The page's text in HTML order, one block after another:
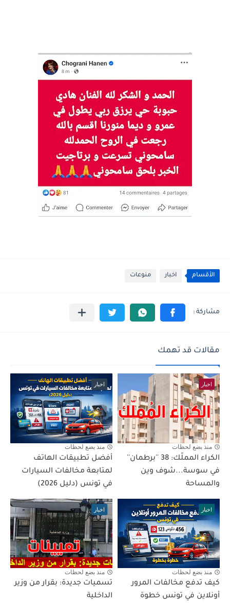
الأقسام اخبار منوعات
مقالات قد تهمك
اخبار
منذ بضع لحظات
الكراء المملّك: 38 ''برطمان''
في سوسة...شوف وين
والمساحة
اخبار
منذ بضع لحظات
أفضل تطبيقات الهاتف
لمتابعة مخالفات السيارات
في تونس (دليل 2026)
اخبار
منذ بضع لحظات
كيف تدفع مخالفات المرور
أونلاين في تونس خطوة
اخبار
منذ بضع لحظات
تسميات جديدة: بقرار من وزير
الداخلية